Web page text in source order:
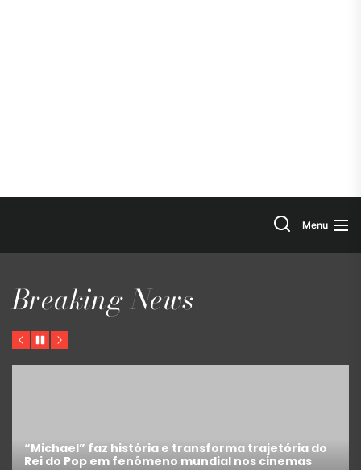
SearchMenu
Breaking News
Previous
PauseNext
“Michael” faz história e transforma trajetória do
Rei do Pop em fenômeno mundial nos cinemas